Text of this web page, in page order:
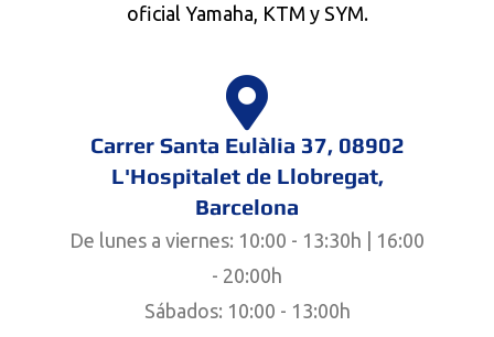
oficial Yamaha, KTM y SYM.
Carrer Santa Eulàlia 37, 08902
L'Hospitalet de Llobregat,
Barcelona
De lunes a viernes: 10:00 - 13:30h | 16:00
- 20:00h
Sábados: 10:00 - 13:00h